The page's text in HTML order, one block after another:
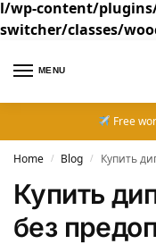
l/wp-content/
switcher/classes/
MENU
Free
Home / Blog / Купить
Купить
без